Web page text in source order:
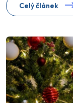
Celý článek